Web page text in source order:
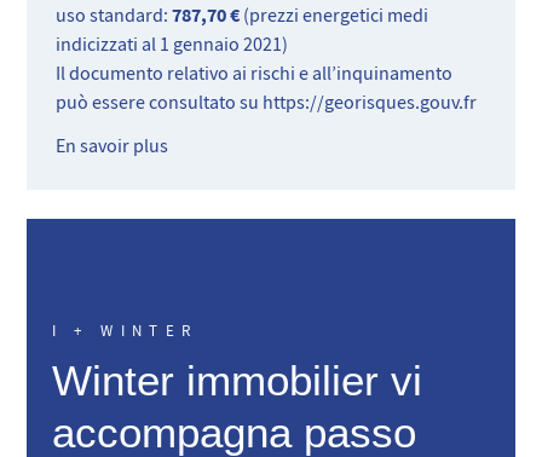
uso standard:787,70 € (prezzi energetici medi
indicizzati al 1 gennaio 2021)
Il documento relativo ai rischi e all’inquinamento
può essere consultato su https://georisques.gouv.fr
En savoir plus
I + WINTER
Winter immobilier vi
accompagna passo